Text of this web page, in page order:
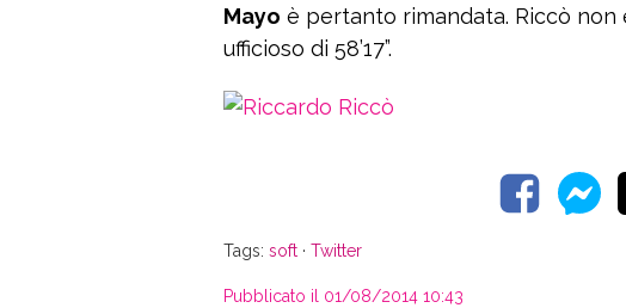
Mayo è pertanto rimandata. Riccò
ufficioso di 58’17”.
Tags: soft · Twitter
Pubblicato il 01/08/2014 10:43